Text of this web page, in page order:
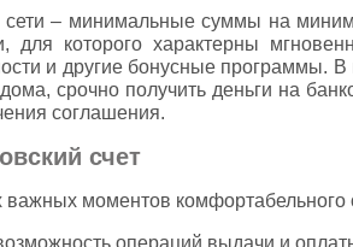
сети – минимальные суммы на
для которого характерны
и другие бонусные программы.
срочно получить деньги на
соглашения.
счет
важных моментов
операций выдачи и